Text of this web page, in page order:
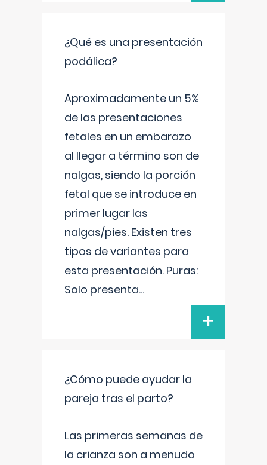
¿Qué es una presentación
podálica?
Aproximadamente un 5%
de las presentaciones
fetales en un embarazo
al llegar a término son de
nalgas, siendo la porción
fetal que se introduce en
primer lugar las
nalgas/pies. Existen tres
tipos de variantes para
esta presentación. Puras:
Solo presenta...
+
¿Cómo puede ayudar la
pareja tras el parto?
Las primeras semanas de
la crianza son a menudo